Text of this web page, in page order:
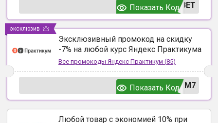
ВЕТ
Показать Код
Эксклюзивный промокод на скидку
-7% на любой курс Яндекс Практикума
Все промокоды Яндекс Практикум (85)
UM7
Показать Код
эксклюзив
Любой товар с экономией 10% при